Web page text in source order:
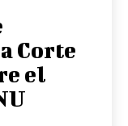
Corte
el